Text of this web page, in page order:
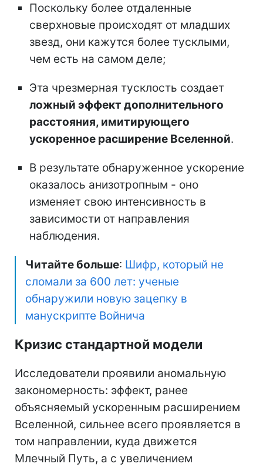
Поскольку более отдаленные
сверхновые происходят от младших
звезд, они кажутся более тусклыми,
чем есть на самом деле;
Эта чрезмерная тусклость создает
ложный эффект дополнительного
расстояния, имитирующего
ускоренное расширение Вселенной.
В результате обнаруженное ускорение
оказалось анизотропным - оно
изменяет свою интенсивность в
зависимости от направления
наблюдения.
Читайте больше: Шифр, который не
сломали за 600 лет: ученые
обнаружили новую зацепку в
манускрипте Войнича
Кризис стандартной модели
Исследователи проявили аномальную
закономерность: эффект, ранее
объясняемый ускоренным расширением
Вселенной, сильнее всего проявляется в
том направлении, куда движется
Млечный Путь, а с увеличением